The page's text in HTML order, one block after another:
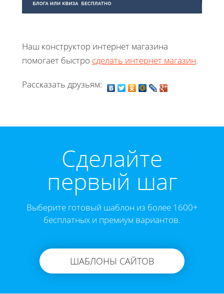
Наш конструктор интернет магазина
помогает быстро сделать интернет магазин.
Рассказать друзьям:
Cделайте
первый шаг
Выберите готовый шаблон из более 1600+
бесплатных и премиум вариантов.
ШАБЛОНЫ САЙТОВ